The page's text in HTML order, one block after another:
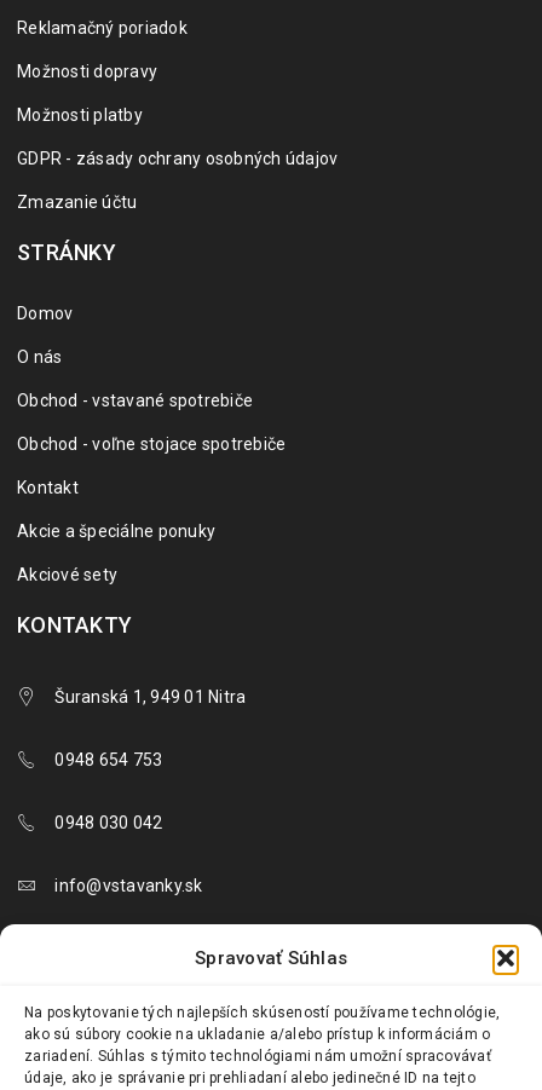
Spravovať Súhlas
Na poskytovanie tých najlepších skúseností používame technológie,
ako sú súbory cookie na ukladanie a/alebo prístup k informáciám o
zariadení. Súhlas s týmito technológiami nám umožní spracovávať
údaje, ako je správanie pri prehliadaní alebo jedinečné ID na tejto
Reklamačný poriadok
Možnosti dopravy
Možnosti platby
GDPR - zásady ochrany osobných údajov
Zmazanie účtu
STRÁNKY
Domov
O nás
Obchod - vstavané spotrebiče
Obchod - voľne stojace spotrebiče
Kontakt
Akcie a špeciálne ponuky
Akciové sety
KONTAKTY
Šuranská 1, 949 01 Nitra
0948 654 753
0948 030 042
info@vstavanky.sk
objednavky@vstavanky.sk
reklamacie@vstavanky.sk